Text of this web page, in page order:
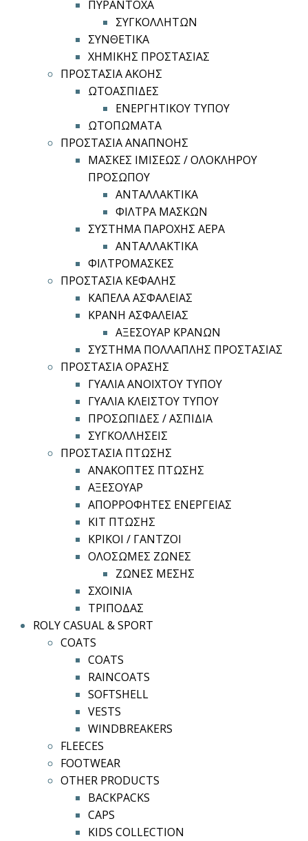
ΠΥΡΑΝΤΟΧΑ
ΣΥΓΚΟΛΛΗΤΩΝ
ΣΥΝΘΕΤΙΚΑ
ΧΗΜΙΚΗΣ ΠΡΟΣΤΑΣΙΑΣ
ΠΡΟΣΤΑΣΙΑ ΑΚΟΗΣ
ΩΤΟΑΣΠΙΔΕΣ
ΕΝΕΡΓΗΤΙΚΟΥ ΤΥΠΟΥ
ΩΤΟΠΩΜΑΤΑ
ΠΡΟΣΤΑΣΙΑ ΑΝΑΠΝΟΗΣ
ΜΑΣΚΕΣ ΙΜΙΣΕΩΣ / ΟΛΟΚΛΗΡΟΥ
ΠΡΟΣΩΠΟΥ
ΑΝΤΑΛΛΑΚΤΙΚΑ
ΦΙΛΤΡΑ ΜΑΣΚΩΝ
ΣΥΣΤΗΜΑ ΠΑΡΟΧΗΣ ΑΕΡΑ
ΑΝΤΑΛΛΑΚΤΙΚΑ
ΦΙΛΤΡΟΜΑΣΚΕΣ
ΠΡΟΣΤΑΣΙΑ ΚΕΦΑΛΗΣ
ΚΑΠΕΛΑ ΑΣΦΑΛΕΙΑΣ
ΚΡΑΝΗ ΑΣΦΑΛΕΙΑΣ
ΑΞΕΣΟΥΑΡ ΚΡΑΝΩΝ
ΣΥΣΤΗΜΑ ΠΟΛΛΑΠΛΗΣ ΠΡΟΣΤΑΣΙΑΣ
ΠΡΟΣΤΑΣΙΑ ΟΡΑΣΗΣ
ΓΥΑΛΙΑ ΑΝΟΙΧΤΟΥ ΤΥΠΟΥ
ΓΥΑΛΙΑ ΚΛΕΙΣΤΟΥ ΤΥΠΟΥ
ΠΡΟΣΩΠΙΔΕΣ / ΑΣΠΙΔΙΑ
ΣΥΓΚΟΛΛΗΣΕΙΣ
ΠΡΟΣΤΑΣΙΑ ΠΤΩΣΗΣ
ΑΝΑΚΟΠΤΕΣ ΠΤΩΣΗΣ
ΑΞΕΣΟΥΑΡ
ΑΠΟΡΡΟΦΗΤΕΣ ΕΝΕΡΓΕΙΑΣ
ΚΙΤ ΠΤΩΣΗΣ
ΚΡΙΚΟΙ / ΓΑΝΤΖΟΙ
ΟΛΟΣΩΜΕΣ ΖΩΝΕΣ
ΖΩΝΕΣ ΜΕΣΗΣ
ΣΧΟΙΝΙΑ
ΤΡΙΠΟΔΑΣ
ROLY CASUAL & SPORT
COATS
COATS
RAINCOATS
SOFTSHELL
VESTS
WINDBREAKERS
FLEECES
FOOTWEAR
OTHER PRODUCTS
BACKPACKS
CAPS
KIDS COLLECTION